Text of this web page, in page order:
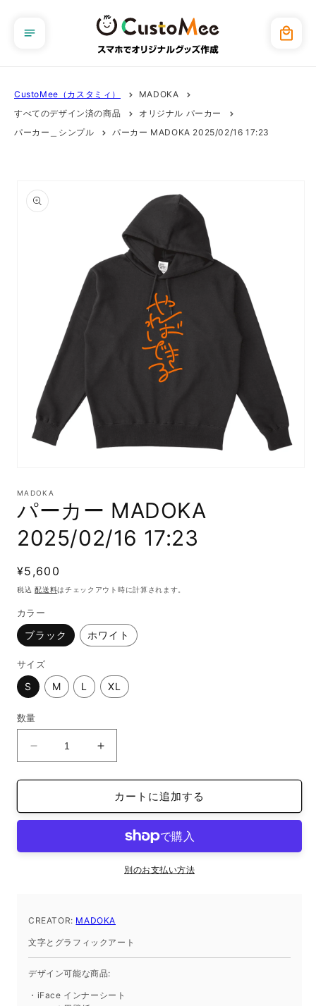
進む
ー
CustoMee（カスタミィ）
MADOKA
すべてのデザイン済の商品
オリジナル パーカー
パーカー＿シンプル
パーカー MADOKA 2025/02/16 17:23
報にス
キップ
ダ
ル
メ
デ
ア
(1)
開
く
MADOKA
パーカー MADOKA
2025/02/16 17:23
通
常
格
¥5,600
税込配送料はチェックアウト時に計算されます。
カラー
ブラック ホワイト
サイズ
S M L XL
数量
MADOKA
17:23
を
ら
す
パ
MADOKA
2025/02/16
17:23
を
や
す
カートに追加する
別のお支払い方法
CREATOR: MADOKA
文字とグラフィックアート
デザイン可能な商品:
・iFace インナーシート